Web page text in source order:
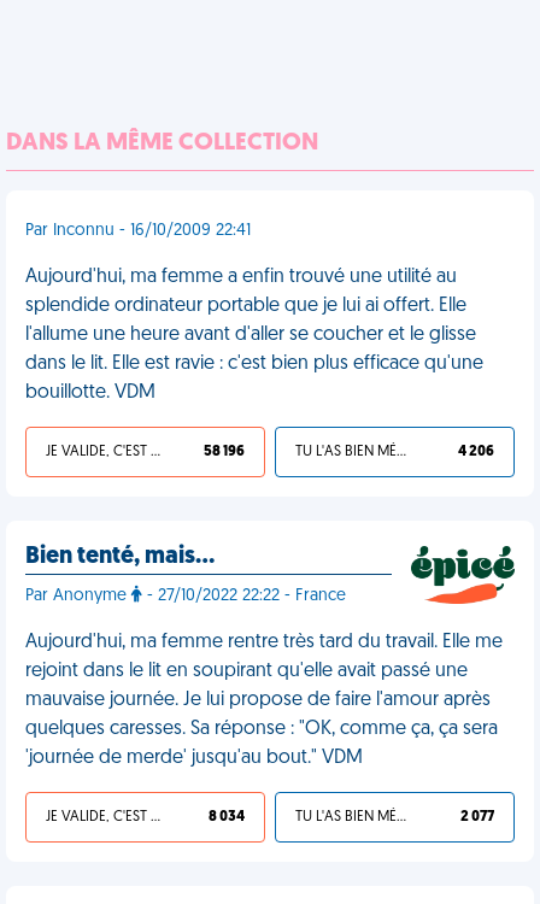
DANS LA MÊME COLLECTION
Par Inconnu - 16/10/2009 22:41
Aujourd'hui, ma femme a enfin trouvé une utilité au
splendide ordinateur portable que je lui ai offert. Elle
l'allume une heure avant d'aller se coucher et le glisse
dans le lit. Elle est ravie : c'est bien plus efficace qu'une
bouillotte. VDM
JE VALIDE, C'EST UNE VDM 58 196 TU L'AS BIEN MÉRITÉ 4 206
Bien tenté, mais…
Par Anonyme - 27/10/2022 22:22 - France
Aujourd'hui, ma femme rentre très tard du travail. Elle me
rejoint dans le lit en soupirant qu'elle avait passé une
mauvaise journée. Je lui propose de faire l'amour après
quelques caresses. Sa réponse : "OK, comme ça, ça sera
'journée de merde' jusqu'au bout." VDM
JE VALIDE, C'EST UNE VDM 8 034 TU L'AS BIEN MÉRITÉ 2 077